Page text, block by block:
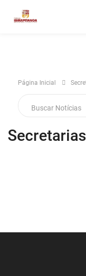
Página Inicial
Secretarias